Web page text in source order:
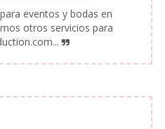
eventos y bodas en
otros servicios para